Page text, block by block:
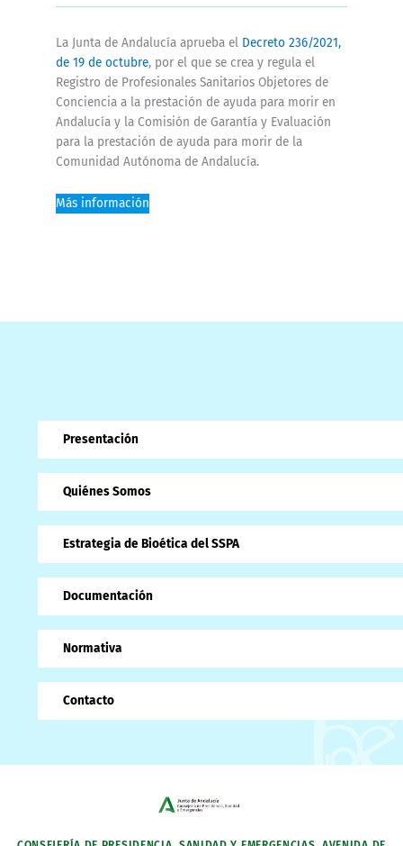
La Junta de Andalucía aprueba el Decreto 236/2021,
de 19 de octubre, por el que se crea y regula el
Registro de Profesionales Sanitarios Objetores de
Conciencia a la prestación de ayuda para morir en
Andalucía y la Comisión de Garantía y Evaluación
para la prestación de ayuda para morir de la
Comunidad Autónoma de Andalucía.
Más información
Presentación
Quiénes Somos
Estrategia de Bioética del SSPA
Documentación
Normativa
Contacto